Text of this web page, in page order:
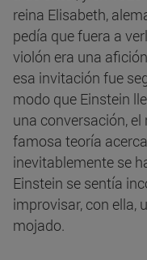
reina Elisabeth,
pedía que fuera a
violón era una
esa invitación fue
modo que Einstein
una conversación,
famosa teoría
inevitablemente se
Einstein se sentía
improvisar, con ella,
mojado.